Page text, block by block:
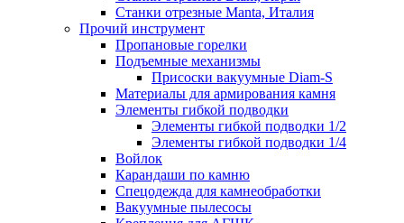
Станки отрезные Manta, Италия
Прочий инструмент
Пропановые горелки
Подъeмные механизмы
Присоски вакуумные Diam-S
Материалы для армирования камня
Элементы гибкой подводки
Элементы гибкой подводки 1/2
Элементы гибкой подводки 1/4
Войлок
Карандаши по камню
Спецодежда для камнеобработки
Вакуумные пылесосы